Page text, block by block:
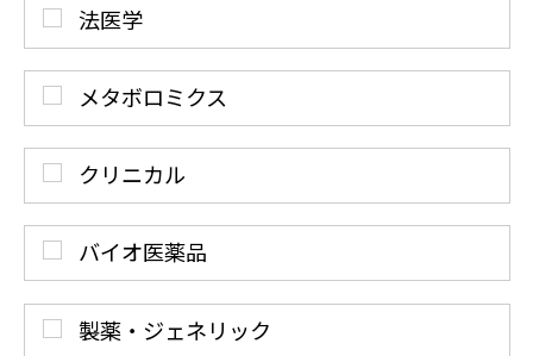
法医学
メタボロミクス
クリニカル
バイオ医薬品
製薬・ジェネリック